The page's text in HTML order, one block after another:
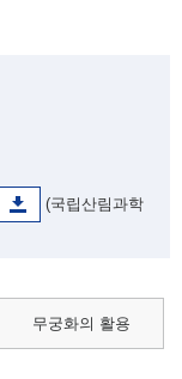
(국립산림과학
무궁화의 활용